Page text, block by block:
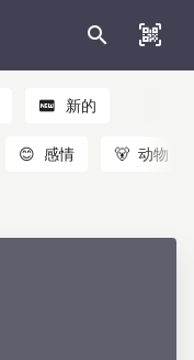
新的
😊 感情 🐻 动物